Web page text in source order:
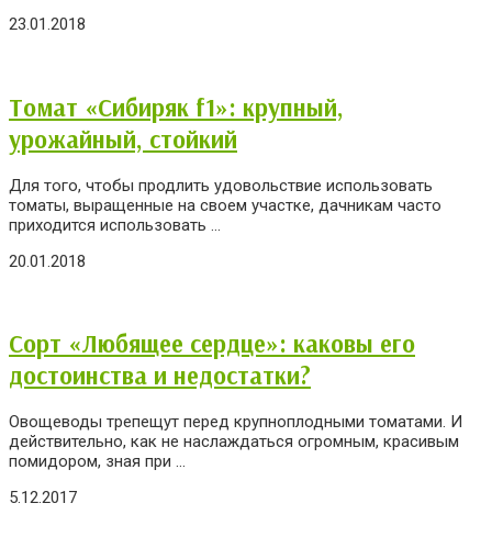
23.01.2018
Томат «Сибиряк f1»: крупный,
урожайный, стойкий
Для того, чтобы продлить удовольствие использовать
томаты, выращенные на своем участке, дачникам часто
приходится использовать ...
20.01.2018
Сорт «Любящее сердце»: каковы его
достоинства и недостатки?
Овощеводы трепещут перед крупноплодными томатами. И
действительно, как не наслаждаться огромным, красивым
помидором, зная при ...
5.12.2017